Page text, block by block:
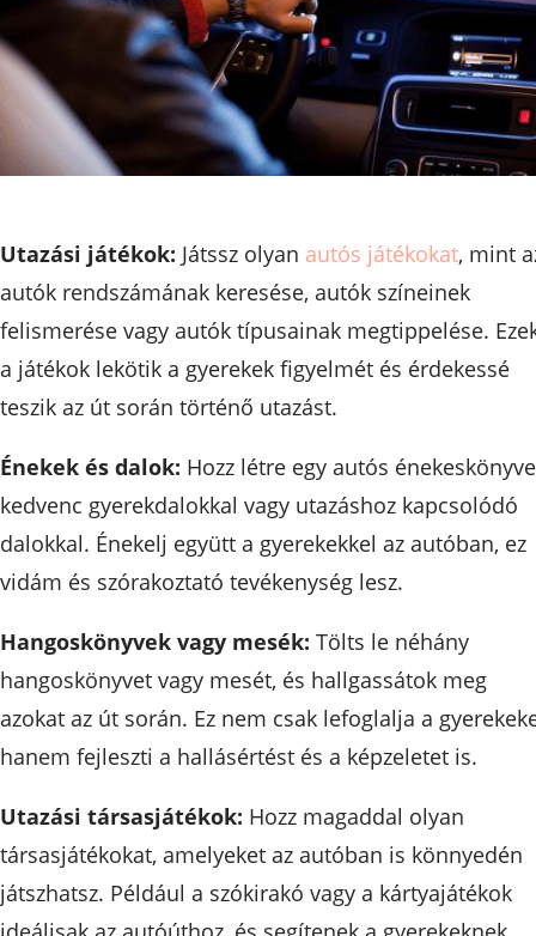
Utazási játékok: Játssz olyan autós játékokat, mint
autók rendszámának keresése, autók színeinek
felismerése vagy autók típusainak megtippelése.
a játékok lekötik a gyerekek figyelmét és érdekessé
teszik az út során történő utazást.
Énekek és dalok: Hozz létre egy autós
kedvenc gyerekdalokkal vagy utazáshoz kapcsolódó
dalokkal. Énekelj együtt a gyerekekkel az autóban, ez
vidám és szórakoztató tevékenység lesz.
Hangoskönyvek vagy mesék: Tölts le néhány
hangoskönyvet vagy mesét, és hallgassátok meg
azokat az út során. Ez nem csak lefoglalja a
hanem fejleszti a hallásértést és a képzeletet is.
Utazási társasjátékok: Hozz magaddal olyan
társasjátékokat, amelyeket az autóban is könnyedén
játszhatsz. Például a szókirakó vagy a kártyajátékok